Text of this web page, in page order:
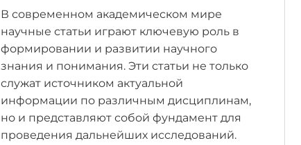
В современном академическом мире
научные статьи играют ключевую роль в
формировании и развитии научного
знания и понимания. Эти статьи не только
служат источником актуальной
информации по различным дисциплинам,
но и представляют собой фундамент для
проведения дальнейших исследований.